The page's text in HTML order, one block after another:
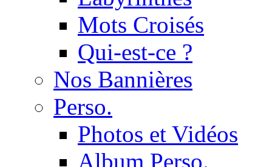
Mots Croisés
Qui-est-ce ?
Nos Bannières
Perso.
Photos et Vidéos
Album Perso.